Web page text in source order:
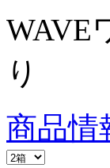
WAVE
り
商品情